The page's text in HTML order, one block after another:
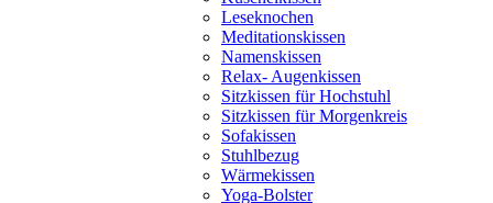
Leseknochen
Meditationskissen
Namenskissen
Relax- Augenkissen
Sitzkissen für Hochstuhl
Sitzkissen für Morgenkreis
Sofakissen
Stuhlbezug
Wärmekissen
Yoga-Bolster